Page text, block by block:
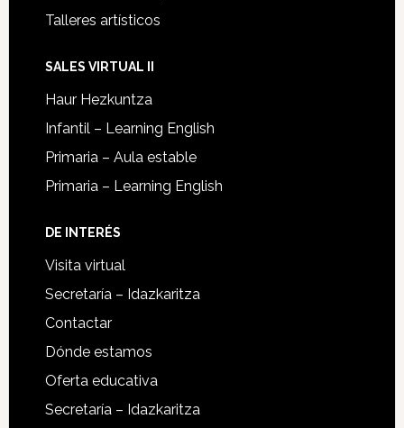
Talleres artísticos
SALES VIRTUAL II
Haur Hezkuntza
Infantil – Learning English
Primaria – Aula estable
Primaria – Learning English
DE INTERÉS
Visita virtual
Secretaría – Idazkaritza
Contactar
Dónde estamos
Oferta educativa
Secretaría – Idazkaritza